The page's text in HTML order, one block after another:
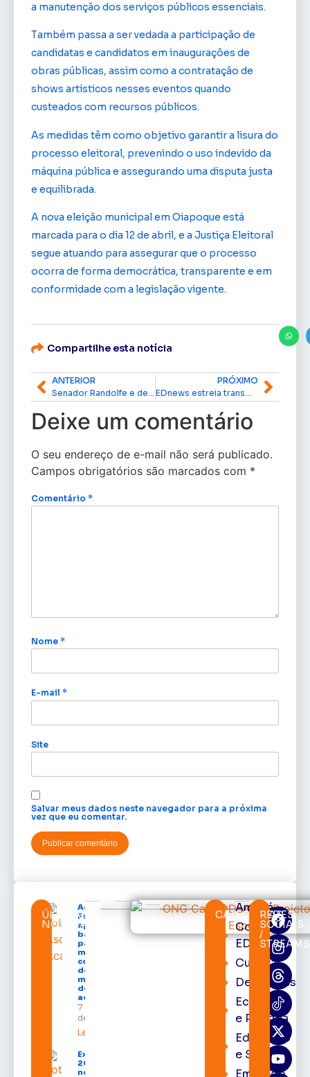
a manutenção dos serviços públicos essenciais.
Também passa a ser vedada a participação de
candidatas e candidatos em inaugurações de
obras públicas, assim como a contratação de
shows artísticos nesses eventos quando
custeados com recursos públicos.
As medidas têm como objetivo garantir a lisura do
processo eleitoral, prevenindo o uso indevido da
máquina pública e assegurando uma disputa justa
e equilibrada.
A nova eleição municipal em Oiapoque está
marcada para o dia 12 de abril, e a Justiça Eleitoral
segue atuando para assegurar que o processo
ocorra de forma democrática, transparente e em
conformidade com a legislação vigente.
Compartilhe esta notícia
ANTERIOR
PRÓXIMO
Deixe um comentário
O seu endereço de e-mail não será publicado.
Campos obrigatórios são marcados com *
Comentário *
Nome *
E-mail *
Site
Salvar meus dados neste navegador para a próxima
vez que eu comentar.
ÚLTIMAS
NOTÍCIAS
Acácio
Favacho
apresenta
balanço
parcial do
mandato
com mais
de R$ 668
milhões
destinados
ao Amapá
7 de agosto
de 2026
Leia mais »
Expofeira
2026 começa
neste sábado
CATEGORIAS
Amapá
Cortes
EDcast
Cultura
Destaques
Economia
e Política
Educação
e Saúde
Emprego
REDES
SOCIAIS
/
STREAMS